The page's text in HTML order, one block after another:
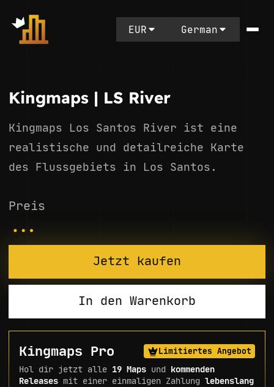
EUR German
Kingmaps | LS River
Kingmaps Los Santos River ist eine
realistische und detailreiche Karte
des Flussgebiets in Los Santos.
Preis
...
Jetzt kaufen
In den Warenkorb
Kingmaps Pro Limitiertes Angebot
Hol dir jetzt alle 19 Maps und kommenden
Releases mit einer einmaligen Zahlung lebenslang